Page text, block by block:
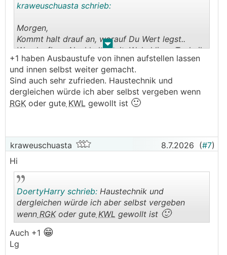
. .
kraweuschuasta schrieb:
Morgen,
Kommt halt drauf an, worauf Du Wert legst..
Wandaufbau, Nachhaltigkeit, Wohnklima, Technik,
Preis, .....
Würde mal im Fertighaus-Forum stierln, da hast
für den Beginn amal genug zu lesen
https://www.energiesparhaus.at/fertighaus-forum
Wir haben mit einem der Fertighaus-Voldemorts
gebaut (der der nicht genannt werden darf) und
sich auch immer noch zufrieden. W**F.....
LG Wolfgang
+1 haben Ausbaustufe von ihnen aufstellen lassen
und innen selbst weiter gemacht.
Sind auch sehr zufrieden. Haustechnik und
dergleichen würde ich aber selbst vergeben wenn
RGK oder gute KWL gewollt ist 🙂
kraweuschuasta 8.7.2026 (#7)
Hi
DoertyHarry schrieb: Haustechnik und
dergleichen würde ich aber selbst vergeben
wenn RGKoder gute KWL gewollt ist 🙂
Auch +1 😁
Lg